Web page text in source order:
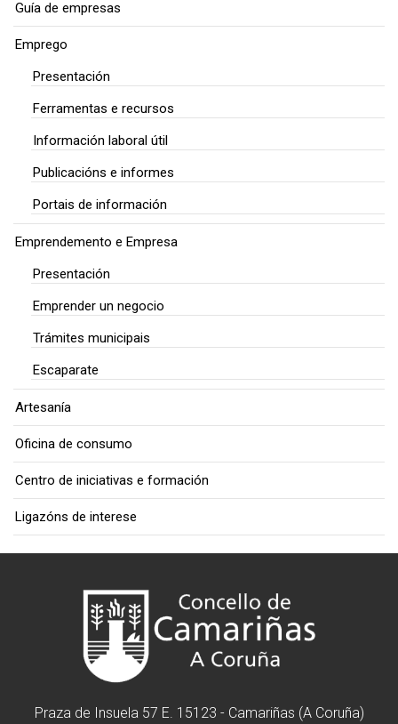
Guía de empresas
Emprego
Presentación
Ferramentas e recursos
Información laboral útil
Publicacións e informes
Portais de información
Emprendemento e Empresa
Presentación
Emprender un negocio
Trámites municipais
Escaparate
Artesanía
Oficina de consumo
Centro de iniciativas e formación
Ligazóns de interese
Praza de Insuela 57 E. 15123 - Camariñas (A Coruña)